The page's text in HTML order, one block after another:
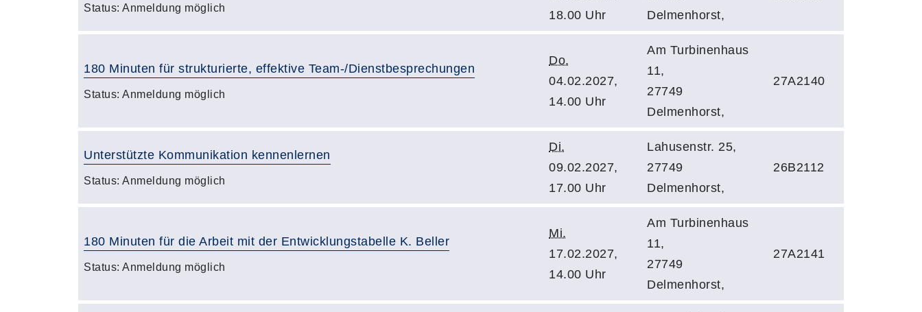
Status: Anmeldung möglich
18.00 Uhr
Delmenhorst,
180 Minuten für strukturierte, effektive Team-/Dienstbesprechungen
Status: Anmeldung möglich
Do.
04.02.2027,
14.00 Uhr
Am Turbinenhaus
11,
27749
Delmenhorst,
27A2140
Unterstützte Kommunikation kennenlernen
Status: Anmeldung möglich
Di.
09.02.2027,
17.00 Uhr
Lahusenstr. 25,
27749
Delmenhorst,
26B2112
180 Minuten für die Arbeit mit der Entwicklungstabelle K. Beller
Status: Anmeldung möglich
Mi.
17.02.2027,
14.00 Uhr
Am Turbinenhaus
11,
27749
Delmenhorst,
27A2141